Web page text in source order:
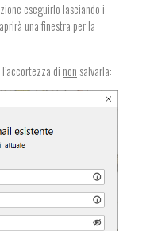
eseguirlo lasciando i
una finestra per la
di non salvarla: